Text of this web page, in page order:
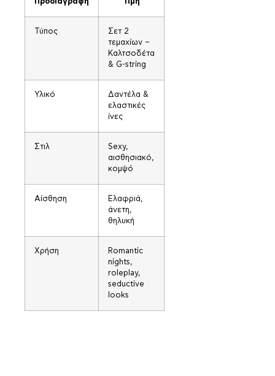
Τύπος
Σετ 2
τεμαχίων –
Καλτσοδέτα
& G-string
Υλικό
Δαντέλα &
ελαστικές
ίνες
Στιλ
Sexy,
αισθησιακό,
κομψό
Αίσθηση
Ελαφριά,
άνετη,
θηλυκή
Χρήση
Romantic
nights,
roleplay,
seductive
looks